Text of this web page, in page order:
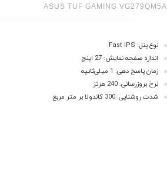
ASUS TUF GAMING VG279QM5A
نوع پنل: Fast IPS
اندازه صفحه نمایش: 27 اینچ
زمان پاسخ دهی: 1 میلی‌ثانیه
نرخ بروزرسانی: 240 هرتز
شدت روشنایی: 300 کاندولا بر متر مربع